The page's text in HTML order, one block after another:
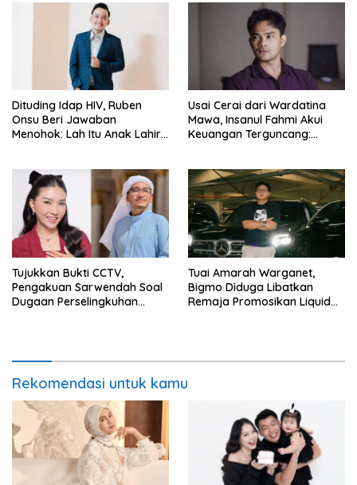
Dituding Idap HIV, Ruben
Onsu Beri Jawaban
Menohok: Lah Itu Anak Lahir
Usai Cerai dari Wardatina
Mawa, Insanul Fahmi Akui
Keuangan Terguncang:
Tujukkan Bukti CCTV,
Pengakuan Sarwendah Soal
Dugaan Perselingkuhan
Tuai Amarah Warganet,
Bigmo Diduga Libatkan
Remaja Promosikan Liquid
Rekomendasi untuk kamu